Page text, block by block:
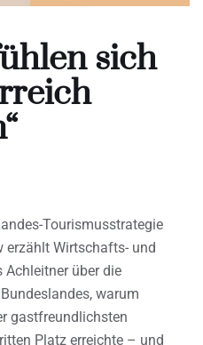
sich
Tourismusstrategie
erzählt Wirtschafts- und
über die
warum
gastfreundlichsten
Platz erreichte – und